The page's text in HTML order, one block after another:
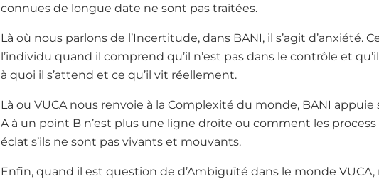
connues de longue date ne sont pas traitées.
Là où nous parlons de l’Incertitude, dans BANI, il s’agit d’anxiété.
l’individu quand il comprend qu’il n’est pas dans le contrôle et
à quoi il s’attend et ce qu’il vit réellement.
Là ou VUCA nous renvoie à la Complexité du monde, BANI
A à un point B n’est plus une ligne droite ou comment les
éclat s’ils ne sont pas vivants et mouvants.
Enfin, quand il est question de d’Ambiguïté dans le monde VUCA,